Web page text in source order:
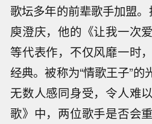
歌坛多年的前辈歌手加盟。
庾澄庆，他的《让我一次
等代表作，不仅风靡一时
经典。被称为“情歌王子”
无数人感同身受，令人难
歌》中，两位歌手是否会